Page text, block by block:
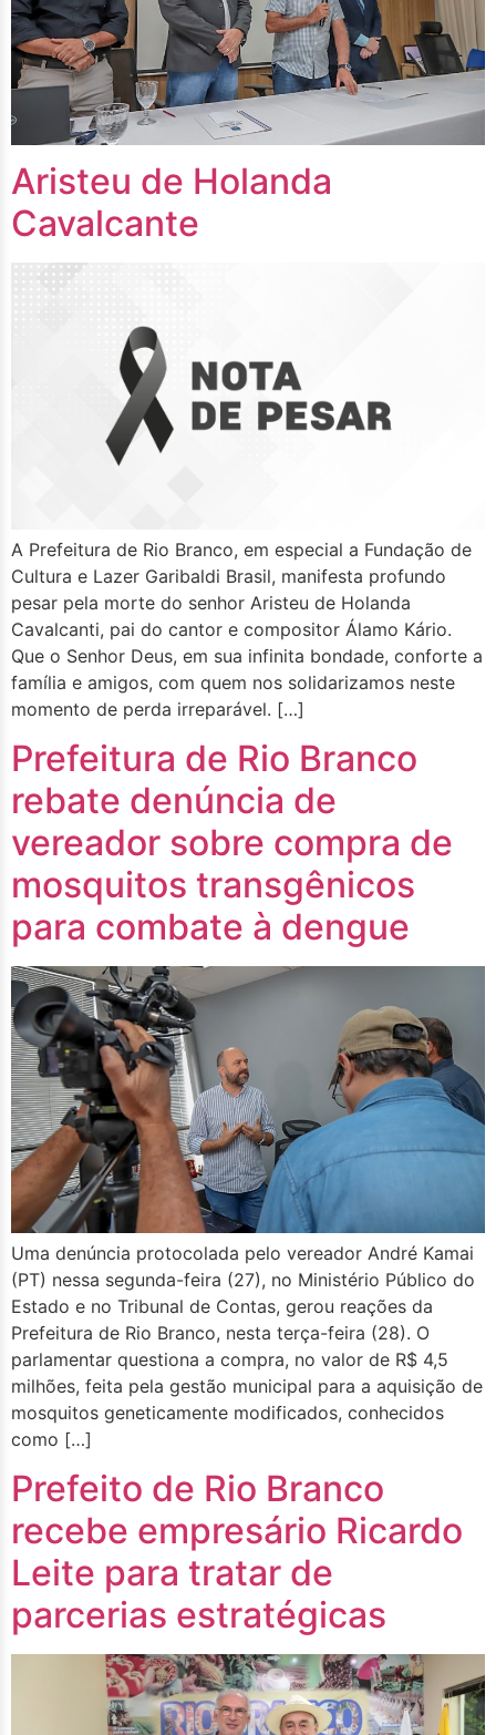
Aristeu de Holanda
Cavalcante
A Prefeitura de Rio Branco, em especial a Fundação de
Cultura e Lazer Garibaldi Brasil, manifesta profundo
pesar pela morte do senhor Aristeu de Holanda
Cavalcanti, pai do cantor e compositor Álamo Kário.
Que o Senhor Deus, em sua infinita bondade, conforte a
família e amigos, com quem nos solidarizamos neste
momento de perda irreparável. […]
Prefeitura de Rio Branco
rebate denúncia de
vereador sobre compra de
mosquitos transgênicos
para combate à dengue
Uma denúncia protocolada pelo vereador André Kamai
(PT) nessa segunda-feira (27), no Ministério Público do
Estado e no Tribunal de Contas, gerou reações da
Prefeitura de Rio Branco, nesta terça-feira (28). O
parlamentar questiona a compra, no valor de R$ 4,5
milhões, feita pela gestão municipal para a aquisição de
mosquitos geneticamente modificados, conhecidos
como […]
Prefeito de Rio Branco
recebe empresário Ricardo
Leite para tratar de
parcerias estratégicas